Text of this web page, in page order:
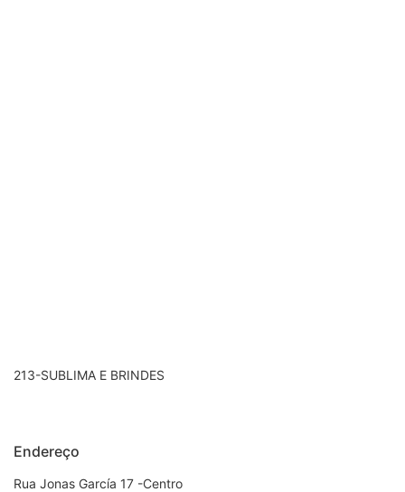
213-SUBLIMA E BRINDES
Endereço
Rua Jonas García 17 -Centro